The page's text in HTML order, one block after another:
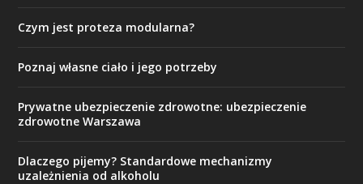
Czym jest proteza modularna?
Poznaj własne ciało i jego potrzeby
Prywatne ubezpieczenie zdrowotne: ubezpieczenie
zdrowotne Warszawa
Dlaczego pijemy? Standardowe mechanizmy
uzależnienia od alkoholu